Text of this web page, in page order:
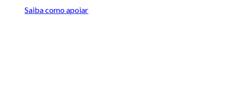
Saiba como apoiar